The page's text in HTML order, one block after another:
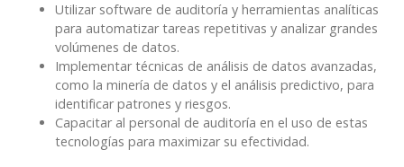
Utilizar software de auditoría y herramientas analíticas
para automatizar tareas repetitivas y analizar grandes
volúmenes de datos.
Implementar técnicas de análisis de datos avanzadas,
como la minería de datos y el análisis predictivo, para
identificar patrones y riesgos.
Capacitar al personal de auditoría en el uso de estas
tecnologías para maximizar su efectividad.